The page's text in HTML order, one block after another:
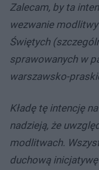
Zalecam, by ta
wezwanie
Świętych
sprawowanych w
warszawsko-
Kładę tę intencję
nadzieją, że
modlitwach.
duchową